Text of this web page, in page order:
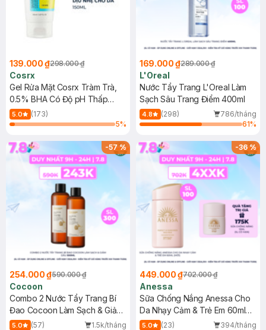
139.000 ₫298.000 ₫
Cosrx
Gel Rửa Mặt Cosrx Tràm Trà,
0.5% BHA Có Độ pH Thấp
150ml
5.0
(173)
5%
169.000 ₫289.000 ₫
L'Oreal
Nước Tẩy Trang L'Oreal Làm
Sạch Sâu Trang Điểm 400ml
4.8 (298)
786/tháng
61%
-57%
254.000 ₫590.000 ₫
Cocoon
Combo 2 Nước Tẩy Trang Bí
Đao Cocoon Làm Sạch & Giảm
Dầu 500ml
5.0 (57)
1.5k/tháng
-36%
449.000 ₫702.000 ₫
Anessa
Sữa Chống Nắng Anessa Cho
Da Nhạy Cảm & Trẻ Em 60ml
(Mới)
5.0 (23)
394/tháng